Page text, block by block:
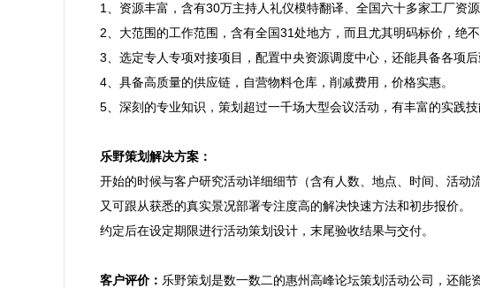
1、资源丰富，含有30万主持人礼仪模特翻译、全国六十多家工厂资
2、大范围的工作范围，含有全国31处地方，而且尤其明码标价，绝不
3、选定专人专项对接项目，配置中央资源调度中心，还能具备各项后
4、具备高质量的供应链，自营物料仓库，削减费用，价格实惠。
5、深刻的专业知识，策划超过一千场大型会议活动，有丰富的实践
乐野策划解决方案：
开始的时候与客户研究活动详细细节（含有人数、地点、时间、活动
又可跟从获悉的真实景况部署专注度高的解决快速方法和初步报价。
约定后在设定期限进行活动策划设计，末尾验收结果与交付。
客户评价： 乐野策划是数一数二的惠州高峰论坛策划活动公司，还